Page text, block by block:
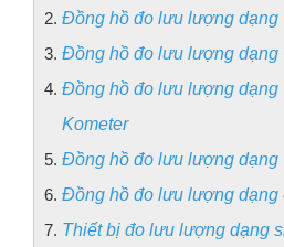
Đồng hồ đo lưu lượng dạng
Đồng hồ đo lưu lượng dạng
Đồng hồ đo lưu lượng dạng
Kometer
Đồng hồ đo lưu lượng dạng
Đồng hồ đo lưu lượng dạng
Thiết bị đo lưu lượng dạng